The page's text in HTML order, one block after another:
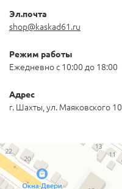
Эл.почта
shop@kaskad61.ru
Режим работы
Ежедневно с 10:00 до 18:00
Адрес
г. Шахты, ул. Маяковского 10